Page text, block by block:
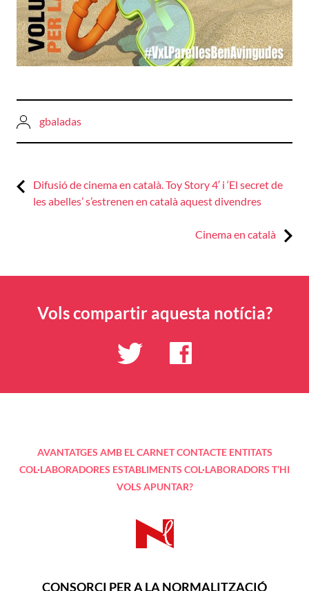
gbaladas
Navegació
Previous:
Difusió de cinema en català. Toy Story 4′ i ‘El secret de
les abelles’ s’estrenen en català aquest divendres
Next:
Cinema en català
Vols compartir aquesta notícia?
AVANTATGES AMB EL CARNET CONTACTE ENTITATS
COL·LABORADORES ESTABLIMENTS COL·LABORADORS T’HI
VOLS APUNTAR?
CONSORCI PER A LA NORMALITZACIÓ